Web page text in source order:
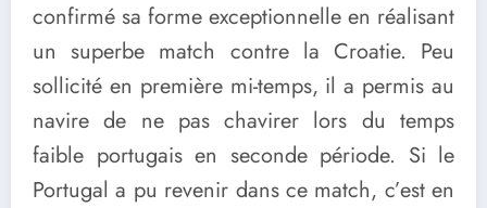
confirmé sa forme exceptionnelle en réalisant
un superbe match contre la Croatie. Peu
sollicité en première mi-temps, il a permis au
navire de ne pas chavirer lors du temps
faible portugais en seconde période. Si le
Portugal a pu revenir dans ce match, c’est en